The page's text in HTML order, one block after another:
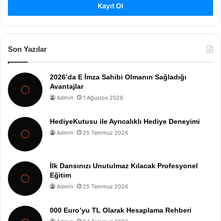
Kayıt Ol
Son Yazılar
2026’da E İmza Sahibi Olmanın Sağladığı
Avantajlar
Admin 1 Ağustos 2026
HediyeKutusu ile Ayrıcalıklı Hediye Deneyimi
Admin 25 Temmuz 2026
İlk Dansınızı Unutulmaz Kılacak Profesyonel
Eğitim
Admin 25 Temmuz 2026
000 Euro’yu TL Olarak Hesaplama Rehberi